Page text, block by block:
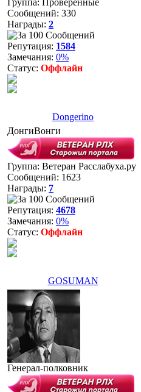
Группа: Проверенные
Сообщений: 330
Награды: 2
Репутация: 1584
Замечания: 0%
Статус: Оффлайн
Dongerino
ДонгиВонги
Группа: Ветеран Расслабуха.ру
Сообщений: 1623
Награды: 7
Репутация: 4678
Замечания: 0%
Статус: Оффлайн
GOSUMAN
Генерал-полковник